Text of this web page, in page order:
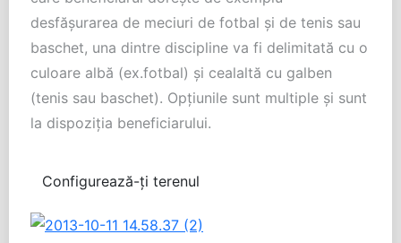
desfășurarea de meciuri de fotbal și de tenis sau
baschet, una dintre discipline va fi delimitată cu o
culoare albă (ex.fotbal) și cealaltă cu galben
(tenis sau baschet). Opțiunile sunt multiple și sunt
la dispoziția beneficiarului.
Configurează-ți terenul